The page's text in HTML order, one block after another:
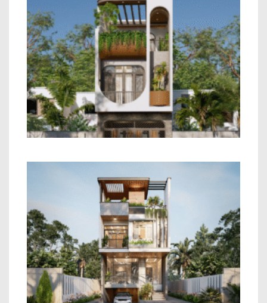
Mẫu Nhà Phố 2 Tầng Hiện Đại
Mẫu Nhà 2 Tầng Hiện Đại